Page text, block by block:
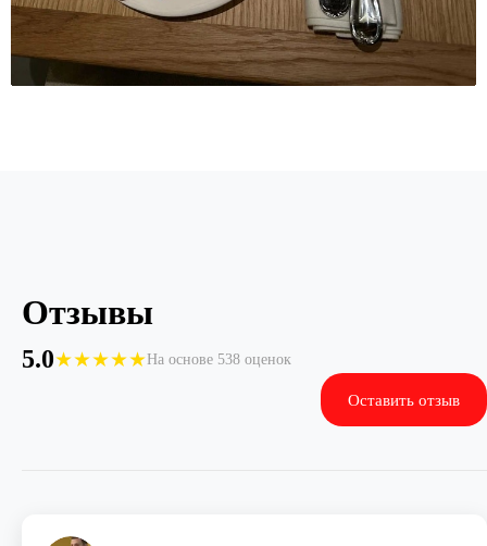
Отзывы
5.0★★★★★На основе 538 оценок
Оставить отзыв